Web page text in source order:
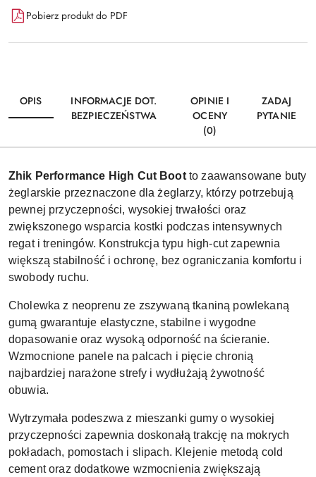
Pobierz produkt do PDF
OPIS
INFORMACJE DOT.
BEZPIECZEŃSTWA
OPINIE I
OCENY
(0)
ZADAJ
PYTANIE
Zhik Performance High Cut Bootto zaawansowane buty
żeglarskie przeznaczone dla żeglarzy, którzy potrzebują
pewnej przyczepności, wysokiej trwałości oraz
zwiększonego wsparcia kostki podczas intensywnych
regat i treningów. Konstrukcja typu high-cut zapewnia
większą stabilność i ochronę, bez ograniczania komfortu i
swobody ruchu.
Cholewka z neoprenu ze zszywaną tkaniną powlekaną
gumą gwarantuje elastyczne, stabilne i wygodne
dopasowanie oraz wysoką odporność na ścieranie.
Wzmocnione panele na palcach i pięcie chronią
najbardziej narażone strefy i wydłużają żywotność
obuwia.
Wytrzymała podeszwa z mieszanki gumy o wysokiej
przyczepności zapewnia doskonałą trakcję na mokrych
pokładach, pomostach i slipach. Klejenie metodą cold
cement oraz dodatkowe wzmocnienia zwiększają